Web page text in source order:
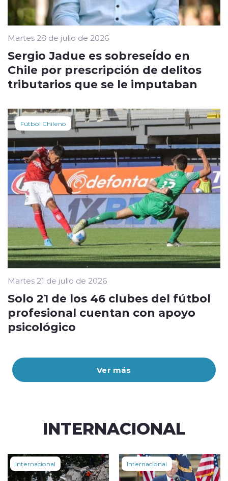
Ver más
Martes 28 de julio de 2026
Sergio Jadue es sobreseÍdo en
Chile por prescripción de delitos
tributarios que se le imputaban
Fútbol Chileno
Martes 21 de julio de 2026
Solo 21 de los 46 clubes del fútbol
profesional cuentan con apoyo
psicológico
INTERNACIONAL
Internacional Internacional